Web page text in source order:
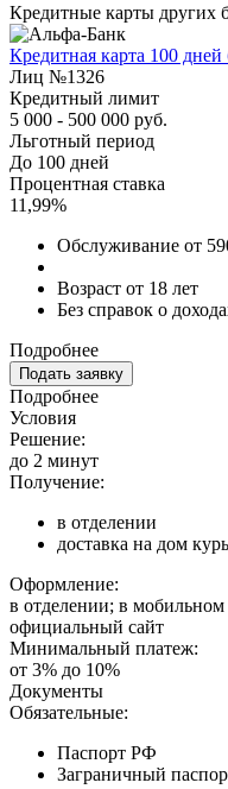
Кредитные карты других
Кредитная карта 100 дней
Лиц №1326
Кредитный лимит
5 000 - 500 000 руб.
Льготный период
До 100 дней
Процентная ставка
11,99%
Обслуживание от
Возраст от 18 лет
Без справок о
Подробнее
Подать заявку
Подробнее
Условия
Решение:
до 2 минут
Получение:
в отделении
доставка на дом
Оформление:
в отделении; в
официальный сайт
Минимальный платеж:
от 3% до 10%
Документы
Обязательные:
Паспорт РФ
Заграничный